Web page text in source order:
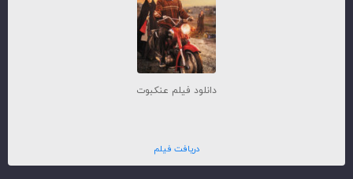
دانلود فیلم عنکبوت
دریافت فیلم